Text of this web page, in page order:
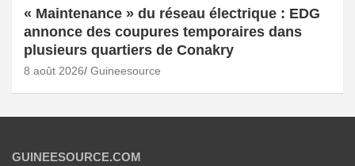
« Maintenance » du réseau électrique : EDG
annonce des coupures temporaires dans
plusieurs quartiers de Conakry
8 août 2026 Guineesource
GUINEESOURCE.COM